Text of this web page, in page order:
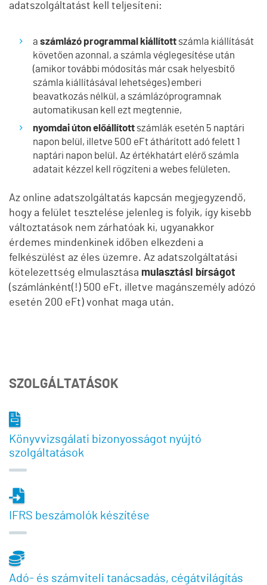
adatszolgáltatást kell teljesíteni:
a számlázó programmal kiállított számla kiállítását
követően azonnal, a számla véglegesítése után
(amikor további módosítás már csak helyesbítő
számla kiállításával lehetséges) emberi
beavatkozás nélkül, a számlázóprogramnak
automatikusan kell ezt megtennie,
nyomdai úton előállított számlák esetén 5 naptári
napon belül, illetve 500 eFt áthárított adó felett 1
naptári napon belül. Az értékhatárt elérő számla
adatait kézzel kell rögzíteni a webes felületen.
Az online adatszolgáltatás kapcsán megjegyzendő,
hogy a felület tesztelése jelenleg is folyik, így kisebb
változtatások nem zárhatóak ki, ugyanakkor
érdemes mindenkinek időben elkezdeni a
felkészülést az éles üzemre. Az adatszolgáltatási
kötelezettség elmulasztása mulasztási bírságot
(számlánként(!) 500 eFt, illetve magánszemély adózó
esetén 200 eFt) vonhat maga után.
SZOLGÁLTATÁSOK
Könyvvizsgálati bizonyosságot nyújtó
szolgáltatások
IFRS beszámolók készítése
Adó- és számviteli tanácsadás, cégátvilágítás